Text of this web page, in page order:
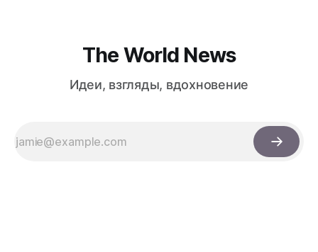
The World News
Идеи, взгляды, вдохновение